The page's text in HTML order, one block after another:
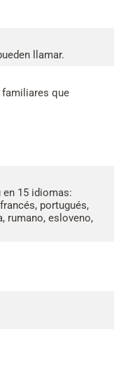
llamar.
que
15 idiomas:
portugués,
rumano, esloveno,